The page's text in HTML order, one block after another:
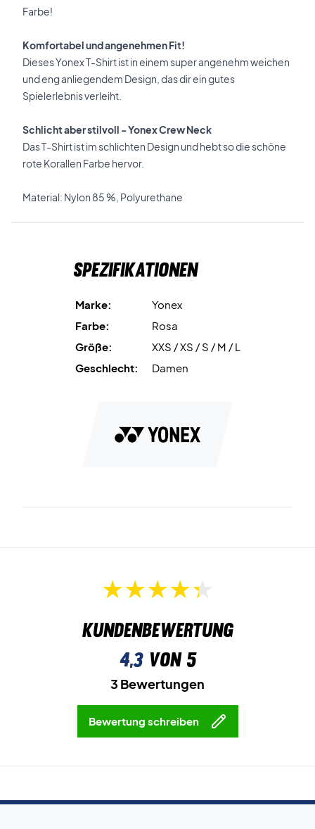
Farbe!
Komfortabel und angenehmen Fit!
Dieses Yonex T-Shirt ist in einem super angenehm weichen
und eng anliegendem Design, das dir ein gutes
Spielerlebnis verleiht.
Schlicht aber stilvoll - Yonex Crew Neck
Das T-Shirt ist im schlichten Design und hebt so die schöne
rote Korallen Farbe hervor.
Material: Nylon 85 %, Polyurethane
Spezifikationen
Marke:
Yonex
Farbe:
Rosa
Größe:
XXS / XS / S / M / L
Geschlecht:
Damen
Kundenbewertung
4,3von 5
3 Bewertungen
Bewertung schreiben